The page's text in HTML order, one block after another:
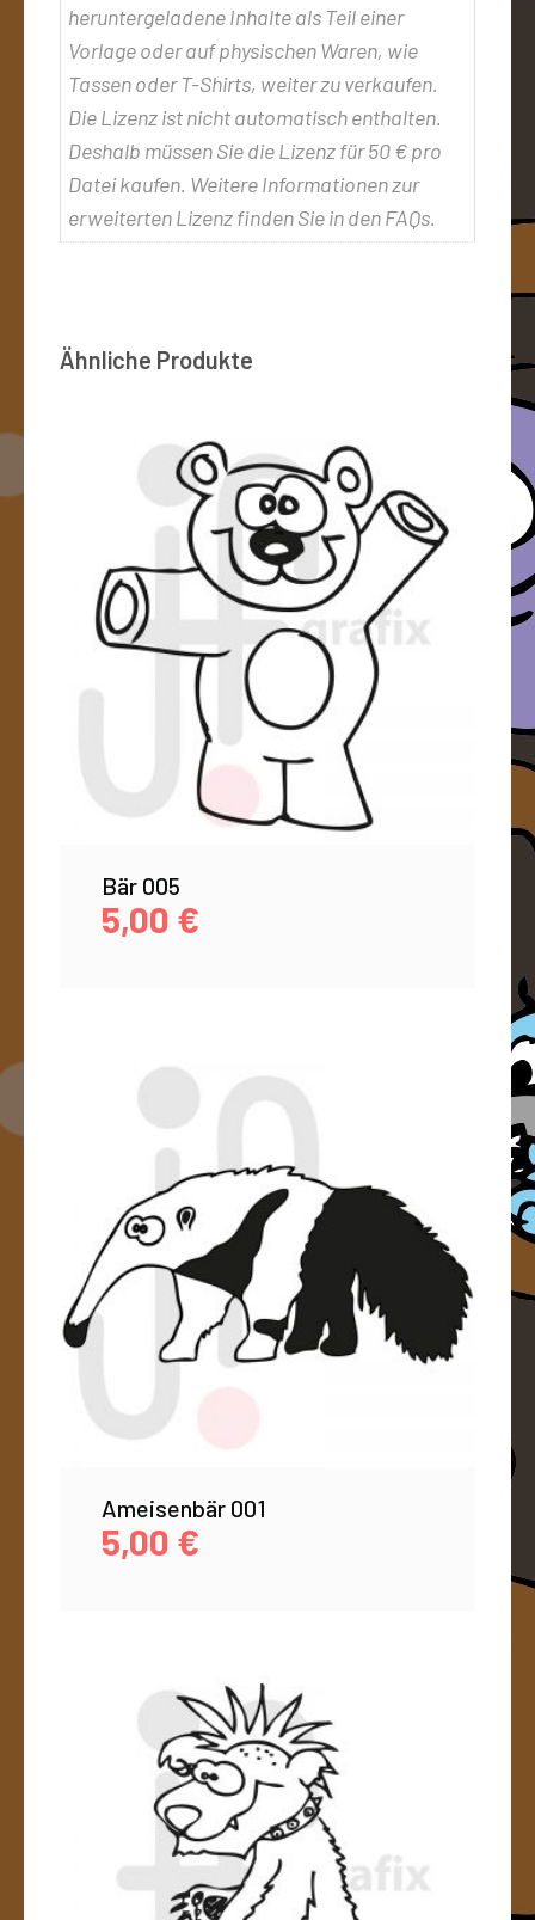
heruntergeladene Inhalte als Teil einer
Vorlage oder auf physischen Waren, wie
Tassen oder T-Shirts, weiter zu verkaufen.
Die Lizenz ist nicht automatisch enthalten.
Deshalb müssen Sie die Lizenz für 50 € pro
Datei kaufen. Weitere Informationen zur
erweiterten Lizenz finden Sie in den FAQs.
Ähnliche Produkte
Bär 005
5,00 €
Ameisenbär 001
5,00 €